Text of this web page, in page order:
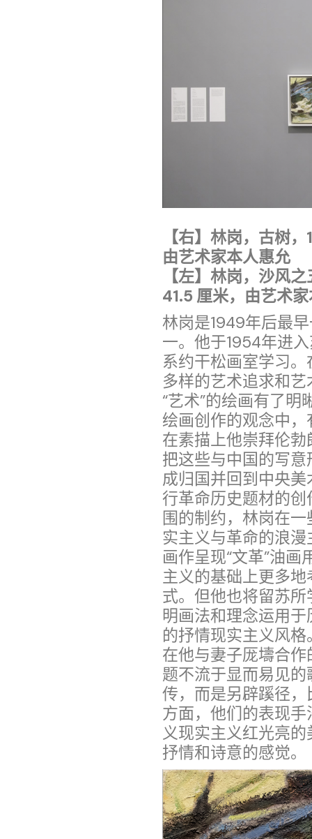
【右】林岗，古树
由艺术家本人惠允
【左】林岗，沙风
41.5 厘米，由艺术
林岗是1949年后最
一。他于1954年进
系约干松画室学习
多样的艺术追求和
“艺术”的绘画有了
绘画创作的观念中
在素描上他崇拜伦
把这些与中国的写
成归国并回到中央
行革命历史题材的
围的制约，林岗在
实主义与革命的浪
画作呈现“文革”油
主义的基础上更多
式。但他也将留苏
明画法和理念运用
的抒情现实主义风格
在他与妻子厐壔合
题不流于显而易见
传，而是另辟蹊径
方面，他们的表现
义现实主义红光亮
抒情和诗意的感觉。